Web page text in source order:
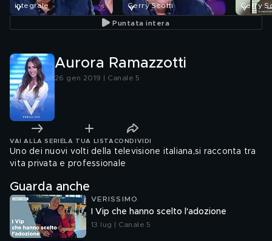
integrale
Gerry Scotti Gerry
Puntata intera
Aurora Ramazzotti
26 gen 2019 | Canale 5
VAI ALLA SERIE LA TUA LISTA CONDIVIDI
Uno dei nuovi volti della televisione italiana,si racconta tra
vita privata e professionale
Guarda anche
VERISSIMO
I Vip che hanno scelto l'adozione
13 lug | Canale 5